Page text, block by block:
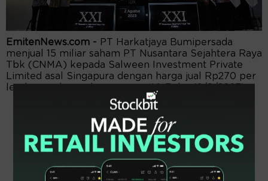
EmitenNews.com - PT Harkatjaya Bumipersada
menjual 15 miliar saham PT Nusantara Sejahtera Raya
Tbk (CNMA) kepada Salween Investment Private
Limited asal Singapura dengan harga jual Rp270 per
lembar pada perdagangan sesi 1, Rabu (2/8/2023).